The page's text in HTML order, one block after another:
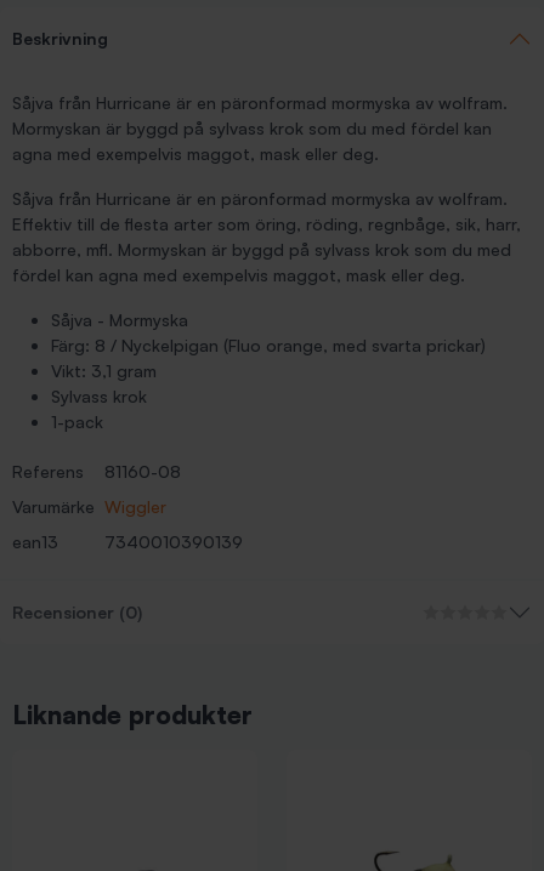
Beskrivning
Såjva från Hurricane är en päronformad mormyska av wolfram.
Mormyskan är byggd på sylvass krok som du med fördel kan
agna med exempelvis maggot, mask eller deg.
Såjva från Hurricane är en päronformad mormyska av wolfram.
Effektiv till de flesta arter som öring, röding, regnbåge, sik, harr,
abborre, mfl. Mormyskan är byggd på sylvass krok som du med
fördel kan agna med exempelvis maggot, mask eller deg.
Såjva - Mormyska
Färg: 8 / Nyckelpigan (Fluo orange, med svarta prickar)
Vikt: 3,1 gram
Sylvass krok
1-pack
Referens
81160-08
Varumärke Wiggler
ean13
7340010390139
Recensioner (0)
Liknande produkter